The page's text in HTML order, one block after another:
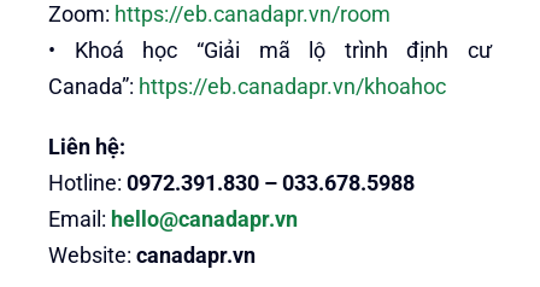
Zoom: https://eb.canadapr.vn/room
• Khoá học “Giải mã lộ trình định cư
Canada”: https://eb.canadapr.vn/khoahoc
Liên hệ:
Hotline: 0972.391.830 – 033.678.5988
Email: hello@canadapr.vn
Website: canadapr.vn